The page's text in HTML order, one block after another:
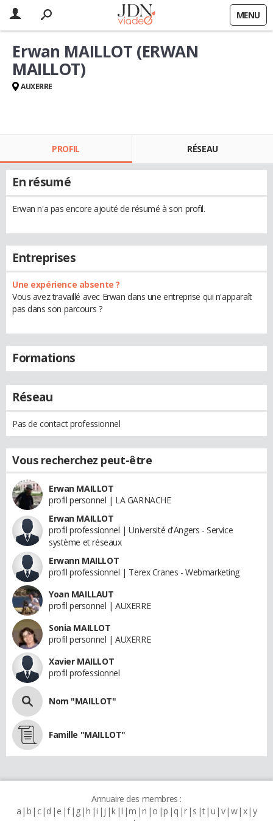
MENU
Erwan MAILLOT (ERWAN
MAILLOT)
AUXERRE
PROFIL RÉSEAU
En résumé
Erwan n'a pas encore ajouté de résumé à son profil.
Entreprises
Une expérience absente ?
Vous avez travaillé avec Erwan dans une entreprise qui n'apparaît
pas dans son parcours ?
Formations
Réseau
Pas de contact professionnel
Vous recherchez peut-être
Erwan MAILLOT
profil personnel | LA GARNACHE
Erwan MAILLOT
profil professionnel | Université d'Angers - Service
système et réseaux
Erwann MAILLOT
profil professionnel | Terex Cranes - Webmarketing
Yoan MAILLAUT
profil personnel | AUXERRE
Sonia MAILLOT
profil personnel | AUXERRE
Xavier MAILLOT
profil professionnel
Nom "MAILLOT"
Famille "MAILLOT"
Annuaire des membres :
a b c d e f g h i j k l m n o p q r s t u v w x y